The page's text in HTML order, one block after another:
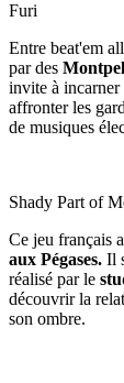
Furi
Entre beat'em
par des
invite à incarner
affronter les
de musiques
Shady Part of
Ce jeu français
aux Pégases. Il
réalisé par le
découvrir la
son ombre.